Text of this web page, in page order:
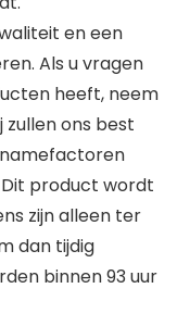
en een
Als u vragen
heeft, neem
ons best
product wordt
zijn alleen ter
dan tijdig
binnen 93 uur